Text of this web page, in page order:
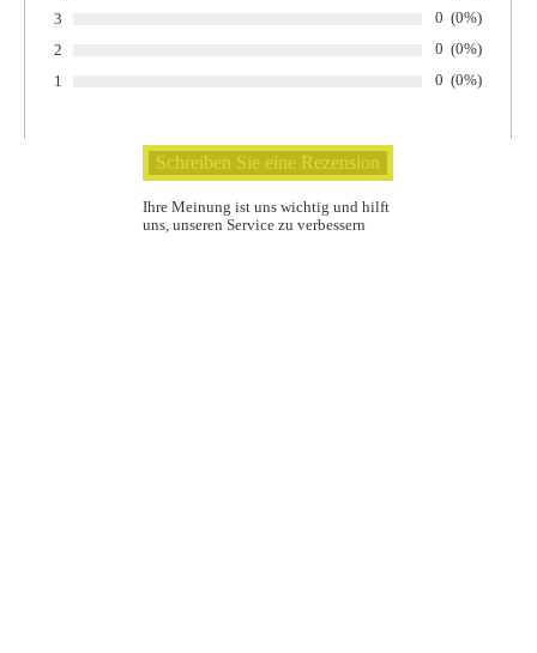
3 Anzahl von
0 Prozentsatz
(0%)
2 Anzahl von
0 Prozentsatz
(0%)
1 Anzahl von
0 Prozentsatz
(0%)
Ihre Meinung ist uns wichtig und hilft
uns, unseren Service zu verbessern